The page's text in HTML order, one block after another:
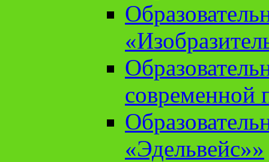
современной
«Эдельвейс»»